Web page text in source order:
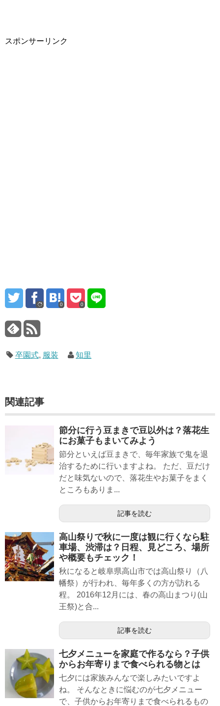
スポンサーリンク
0 0
卒園式, 服装 知里
関連記事
節分に行う豆まきで豆以外は？落花生
にお菓子もまいてみよう
節分といえば豆まきで、毎年家族で鬼を退
治するために行いますよね。 ただ、豆だけ
だと味気ないので、落花生やお菓子をまく
ところもありま...
記事を読む
高山祭りで秋に一度は観に行くなら駐
車場、渋滞は？日程、見どころ、場所
や概要もチェック！
秋になると岐阜県高山市では高山祭り（八
幡祭）が行われ、毎年多くの方が訪れる
程。 2016年12月には、春の高山まつり(山
王祭)と合...
記事を読む
七夕メニューを家庭で作るなら？子供
からお年寄りまで食べられる物とは
七夕には家族みんなで楽しみたいですよ
ね。 そんなときに悩むのが七夕メニュー
で、子供からお年寄りまで食べられるもの